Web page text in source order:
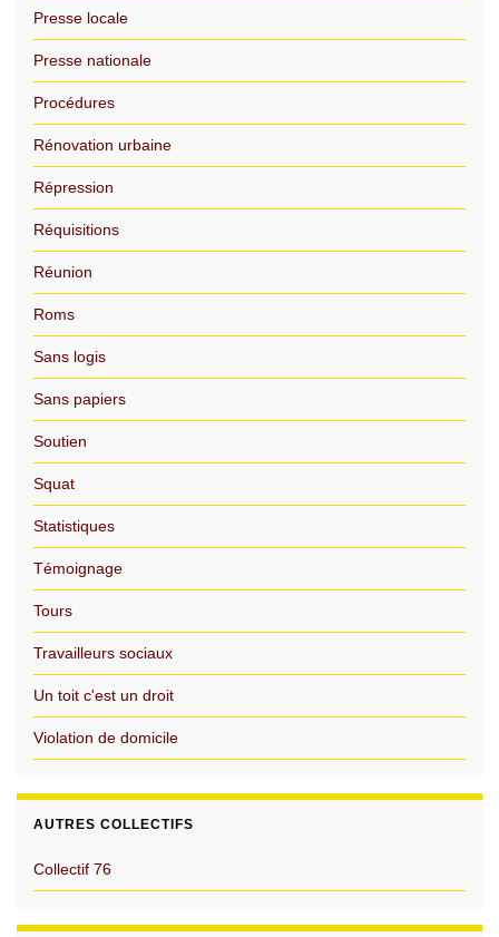
Presse locale
Presse nationale
Procédures
Rénovation urbaine
Répression
Réquisitions
Réunion
Roms
Sans logis
Sans papiers
Soutien
Squat
Statistiques
Témoignage
Tours
Travailleurs sociaux
Un toit c'est un droit
Violation de domicile
AUTRES COLLECTIFS
Collectif 76